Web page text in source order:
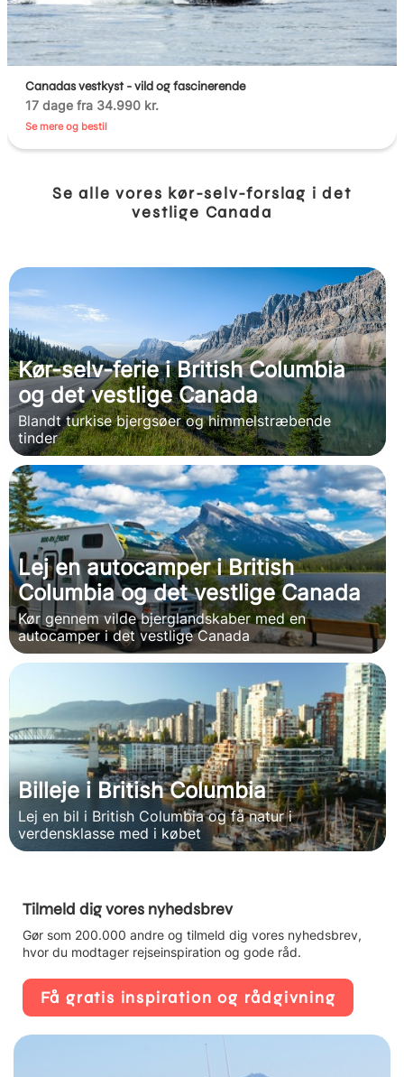
Canadas vestkyst - vild og fascinerende
17 dage fra 34.990 kr.
Se mere og bestil
Se alle vores kør-selv-forslag i det
vestlige Canada
Kør-selv-ferie i British Columbia
og det vestlige Canada
Blandt turkise bjergsøer og himmelstræbende
tinder
Lej en autocamper i British
Columbia og det vestlige Canada
Kør gennem vilde bjerglandskaber med en
autocamper i det vestlige Canada
Billeje i British Columbia
Lej en bil i British Columbia og få natur i
verdensklasse med i købet
Tilmeld dig vores nyhedsbrev
Gør som 200.000 andre og tilmeld dig vores nyhedsbrev,
hvor du modtager rejseinspiration og gode råd.
Få gratis inspiration og rådgivning